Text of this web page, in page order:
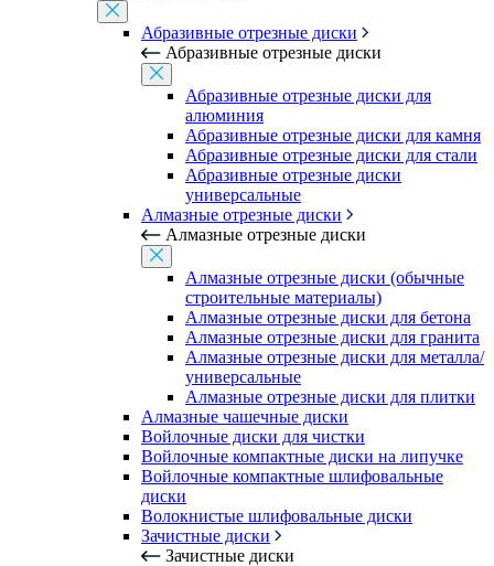
Абразивные отрезные диски
Абразивные отрезные диски
Абразивные отрезные диски для
алюминия
Абразивные отрезные диски для камня
Абразивные отрезные диски для стали
Абразивные отрезные диски
универсальные
Алмазные отрезные диски
Алмазные отрезные диски
Алмазные отрезные диски (обычные
строительные материалы)
Алмазные отрезные диски для бетона
Алмазные отрезные диски для гранита
Алмазные отрезные диски для металла/
универсальные
Алмазные отрезные диски для плитки
Алмазные чашечные диски
Войлочные диски для чистки
Войлочные компактные диски на липучке
Войлочные компактные шлифовальные
диски
Волокнистые шлифовальные диски
Зачистные диски
Зачистные диски